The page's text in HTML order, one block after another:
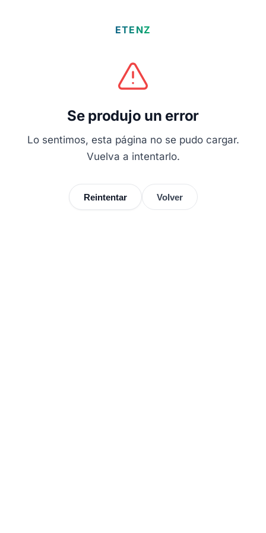
ETENZ
Se produjo un error
Lo sentimos, esta página no se pudo cargar.
Vuelva a intentarlo.
Reintentar Volver